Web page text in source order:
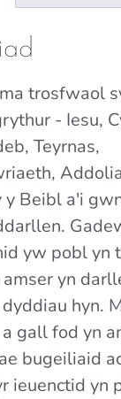
trosfwaol
- Iesu,
Teyrnas,
Beibl a'i
yw pobl yn
yn
hyn.
gall fod yn
bugeiliaid
ieuenctid yn